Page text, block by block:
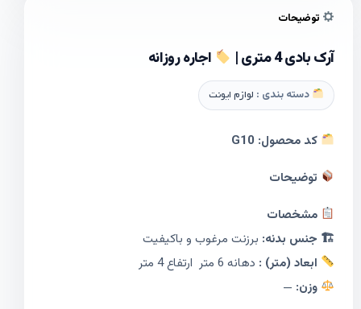
توضیحات
آرک بادی 4 متری | اجاره روزانه
دسته بندی : لوازم ایونت
کد محصول: G10
توضیحات
مشخصات
🏗 جنس بدنه: برزنت مرغوب و باکیفیت
ابعاد (متر) : دهانه 6 متر ارتفاع 4 متر
وزن: —